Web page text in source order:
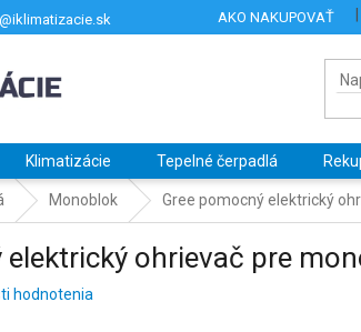
AKO NAKUPOVAŤ
Klimatizácie Tepelné čerpadlá
Monoblok Gree pomocný elektrický
elektrický ohrievač pre
hodnotenia